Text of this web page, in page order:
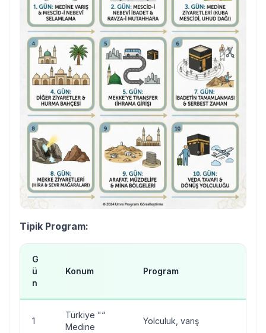
Tipik Program:
G
ü
n
Konum Program
1
Türkiye "“
Medine
Yolculuk, varış